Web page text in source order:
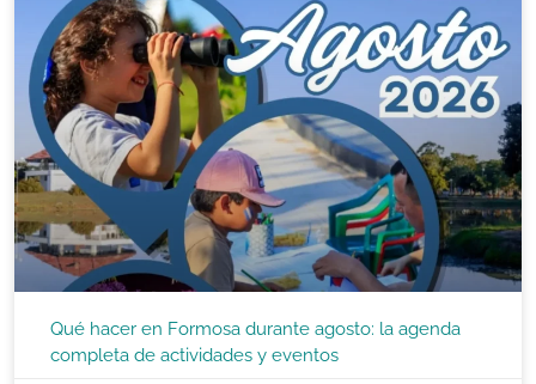
Qué hacer en Formosa durante agosto: la agenda
completa de actividades y eventos